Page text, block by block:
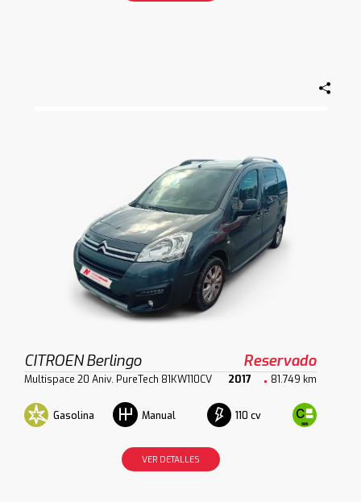
CITROEN Berlingo Reservado
Multispace 20 Aniv. PureTech 81KW110CV 2017 81.749 km
Gasolina Manual 110 cv
VER DETALLES